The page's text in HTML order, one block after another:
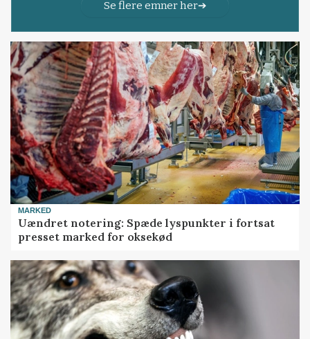
Se flere emner her
MARKED
Uændret notering: Spæde lyspunkter i fortsat
presset marked for oksekød